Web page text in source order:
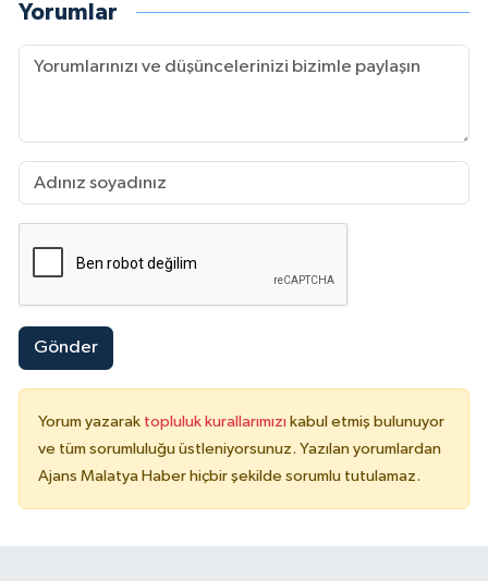
Yorumlar
Gönder
Yorum yazarak topluluk kurallarımızı kabul etmiş bulunuyor
ve tüm sorumluluğu üstleniyorsunuz. Yazılan yorumlardan
Ajans Malatya Haber hiçbir şekilde sorumlu tutulamaz.